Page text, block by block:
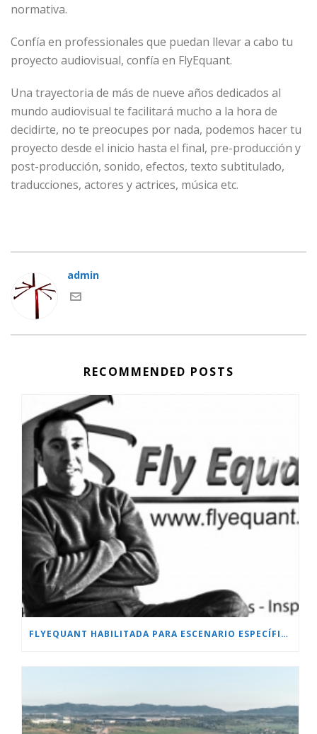
normativa.
Confía en professionales que puedan llevar a cabo tu
proyecto audiovisual, confía en FlyEquant.
Una trayectoria de más de nueve años dedicados al
mundo audiovisual te facilitará mucho a la hora de
decidirte, no te preocupes por nada, podemos hacer tu
proyecto desde el inicio hasta el final, pre-producción y
post-producción, sonido, efectos, texto subtitulado,
traducciones, actores y actrices, música etc.
admin
RECOMMENDED POSTS
FLYEQUANT HABILITADA PARA ESCENARIO ESPECÍFICO.